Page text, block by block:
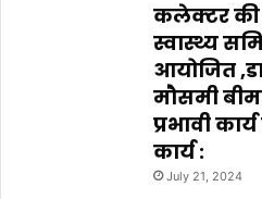
कलेक्टर की
स्वास्थ्य
आयोजित
मौसमी
प्रभावी
कार्य :
July 21, 2024